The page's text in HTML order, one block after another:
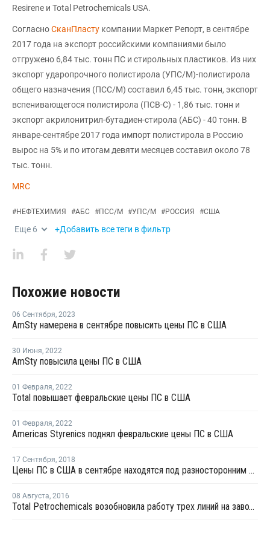
Resirene и Total Petrochemicals USA.
СогласноСканПласту компании Маркет Репорт, в сентябре
2017 года на экспорт российскими компаниями было
отгружено 6,84 тыс. тонн ПС и стирольных пластиков. Из них
экспорт ударопрочного полистирола (УПС/М)-полистирола
общего назначения (ПСС/М) составил 6,45 тыс. тонн, экспорт
вспенивающегося полистирола (ПСВ-С) - 1,86 тыс. тонн и
экспорт акрилонитрил-бутадиен-стирола (АБС) - 40 тонн. В
январе-сентябре 2017 года импорт полистирола в Россию
вырос на 5% и по итогам девяти месяцев составил около 78
тыс. тонн.
MRC
#НЕФТЕХИМИЯ #АБС #ПСС/М #УПС/М #РОССИЯ #США
Еще 6 +Добавить все теги в фильтр
Похожие новости
06 Сентября, 2023
AmSty намерена в сентябре повысить цены ПС в США
30 Июня, 2022
AmSty повысила цены ПС в США
01 Февраля, 2022
Total повышает февральские цены ПС в США
01 Февраля, 2022
Americas Styrenics поднял февральские цены ПС в США
17 Сентября, 2018
Цены ПС в США в сентябре находятся под разносторонним давлением
08 Августа, 2016
Total Petrochemicals возобновила работу трех линий на заводе ПС в Луизиане